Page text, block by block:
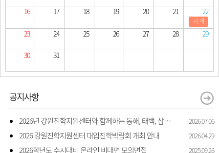
16 17 18 19 20 21 22
+1 개
23 24 25 26 27 28 29
30 31
공지사항
2026년 강원진학지원센터와 함께하는 동해, 태백, 삼척 지역 진학 상담 상담 안내 2026.07.06
2026 강원진학지원센터 대입진학박람회 개최 안내 2026.04.29
2026학년도 수시대비 온라인 비대면 모의면접 2025.09.26